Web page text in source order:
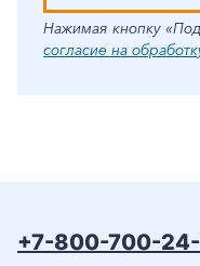
Нажимая кнопку
согласие на
+7-800-700-